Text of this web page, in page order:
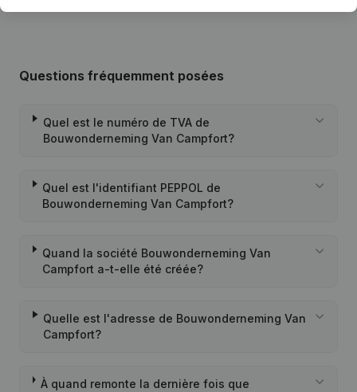
Questions fréquemment posées
Quel est le numéro de TVA de
Bouwonderneming Van Campfort?
Quel est l'identifiant PEPPOL de
Bouwonderneming Van Campfort?
Quand la société Bouwonderneming Van
Campfort a-t-elle été créée?
Quelle est l'adresse de Bouwonderneming Van
Campfort?
À quand remonte la dernière fois que